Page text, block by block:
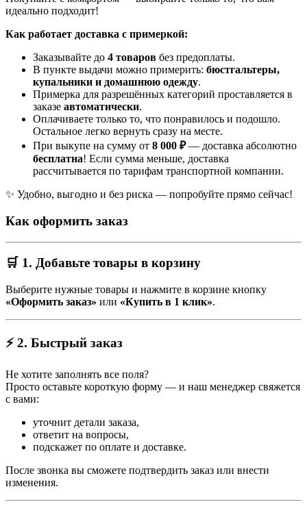
идеально подходит!
Как работает доставка с примеркой:
Заказывайте до 4 товаров без предоплаты.
В пункте выдачи можно примерить: бюстгальтеры,
купальники и домашнюю одежду.
Примерка для разрешённых категорий проставляется в
заказе автоматически.
Оплачиваете только то, что понравилось и подошло.
Остальное легко вернуть сразу на месте.
При выкупе на сумму от 8 000 ₽— доставка абсолютно
бесплатна! Если сумма меньше, доставка
рассчитывается по тарифам транспортной компании.
✨ Удобно, выгодно и без риска — попробуйте прямо сейчас!
Как оформить заказ
🛒 1. Добавьте товары в корзину
Выберите нужные товары и нажмите в корзине кнопку
«Оформить заказ» или «Купить в 1 клик».
⚡ 2. Быстрый заказ
Не хотите заполнять все поля?
Просто оставьте короткую форму — и наш менеджер свяжется
с вами:
уточнит детали заказа,
ответит на вопросы,
подскажет по оплате и доставке.
После звонка вы сможете подтвердить заказ или внести
изменения.